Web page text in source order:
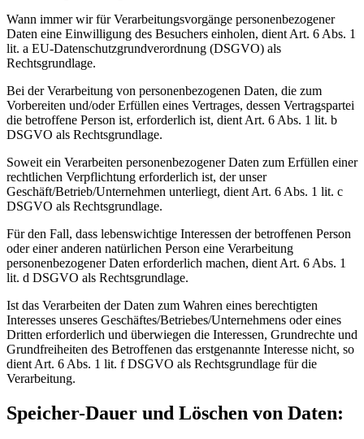
Wann immer wir für Verarbeitungsvorgänge personenbezogener
Daten eine Einwilligung des Besuchers einholen, dient Art. 6 Abs. 1
lit. a EU-Datenschutzgrundverordnung (DSGVO) als
Rechtsgrundlage.
Bei der Verarbeitung von personenbezogenen Daten, die zum
Vorbereiten und/oder Erfüllen eines Vertrages, dessen Vertragspartei
die betroffene Person ist, erforderlich ist, dient Art. 6 Abs. 1 lit. b
DSGVO als Rechtsgrundlage.
Soweit ein Verarbeiten personenbezogener Daten zum Erfüllen einer
rechtlichen Verpflichtung erforderlich ist, der unser
Geschäft/Betrieb/Unternehmen unterliegt, dient Art. 6 Abs. 1 lit. c
DSGVO als Rechtsgrundlage.
Für den Fall, dass lebenswichtige Interessen der betroffenen Person
oder einer anderen natürlichen Person eine Verarbeitung
personenbezogener Daten erforderlich machen, dient Art. 6 Abs. 1
lit. d DSGVO als Rechtsgrundlage.
Ist das Verarbeiten der Daten zum Wahren eines berechtigten
Interesses unseres Geschäftes/Betriebes/Unternehmens oder eines
Dritten erforderlich und überwiegen die Interessen, Grundrechte und
Grundfreiheiten des Betroffenen das erstgenannte Interesse nicht, so
dient Art. 6 Abs. 1 lit. f DSGVO als Rechtsgrundlage für die
Verarbeitung.
Speicher-Dauer und Löschen von Daten: